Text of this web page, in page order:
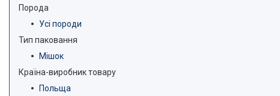
Порода
Усі породи
Тип паковання
Мішок
Країна-виробник товару
Польща